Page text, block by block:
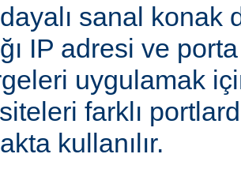
sanal konak
IP adresi ve
uygulamak
farklı
kullanılır.